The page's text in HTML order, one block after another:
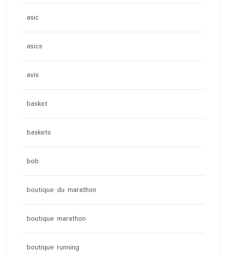
asic
asics
avis
basket
baskets
bob
boutique du marathon
boutique marathon
boutique running